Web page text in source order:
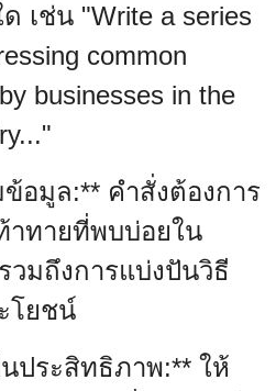
เช่น "Write a series
common
businesses in the
อมูล:** คำสั่งต้องการ
าทายที่พบบ่อยใน
มถึงการแบ่งปันวิธี
โยชน์
ประสิทธิภาพ:** ให้